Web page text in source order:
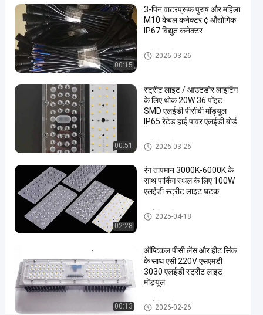
/
रोड
लैंप
के
एलईडी
एलईडी
स्ट्रीट
लाइट
घटक
2026-
03-27
अब बात करें
साझा करना
#
प्रकाश
का
नेतृत्व
00:15
3-पिन वाटरप्रूफ पुरुष और महिला
M10 केबल कनेक्टर ¢ औद्योगिक
IP67 विद्युत कनेक्टर
एलईडी स्ट्रीट लाइट घटक
2026-03-26
00:51
स्ट्रीट लाइट / आउटडोर लाइटिंग
के लिए थोक 20W 36 पॉइंट
SMD एलईडी पीसीबी मॉड्यूल
IP65 रेटेड हाई पावर एलईडी बोर्ड
एलईडी स्ट्रीट लाइट घटक
2026-03-26
02:28
रंग तापमान 3000K-6000K के
साथ पार्किंग स्थल के लिए 100W
एलईडी स्ट्रीट लाइट घटक
एलईडी स्ट्रीट लाइट घटक
2025-04-18
00:13
ऑप्टिकल पीसी लेंस और हीट सिंक
के साथ एसी 220V एसएमडी
3030 एलईडी स्ट्रीट लाइट
मॉड्यूल
एलईडी स्ट्रीट लाइट घटक
2026-02-26